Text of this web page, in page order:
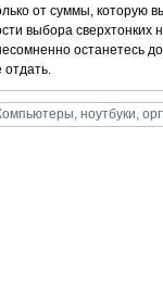
от суммы, которую
выбора сверхтонких
останетесь
отдать.
ноутбуки,